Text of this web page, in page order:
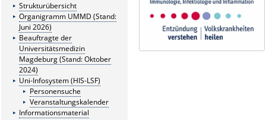
Strukturübersicht
Organigramm UMMD (Stand:
Juni 2026)
Beauftragte der
Universitätsmedizin
Magdeburg (Stand: Oktober
2024)
Uni-Infosystem (HIS-LSF)
Personensuche
Veranstaltungskalender
Informationsmaterial